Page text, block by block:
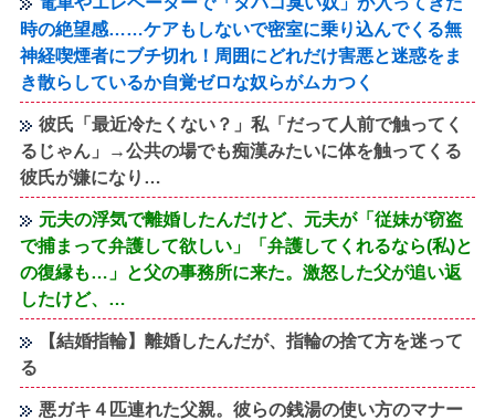
時の絶望感……ケアもしないで密室に乗り込んでくる無
神経喫煙者にブチ切れ！周囲にどれだけ害悪と迷惑をま
き散らしているか自覚ゼロな奴らがムカつく
彼氏「最近冷たくない？」私「だって人前で触ってく
るじゃん」→公共の場でも痴漢みたいに体を触ってくる
彼氏が嫌になり…
元夫の浮気で離婚したんだけど、元夫が「従妹が窃盗
で捕まって弁護して欲しい」「弁護してくれるなら(私)と
の復縁も…」と父の事務所に来た。激怒した父が追い返
したけど、…
【結婚指輪】離婚したんだが、指輪の捨て方を迷って
る
悪ガキ４匹連れた父親。彼らの銭湯の使い方のマナー